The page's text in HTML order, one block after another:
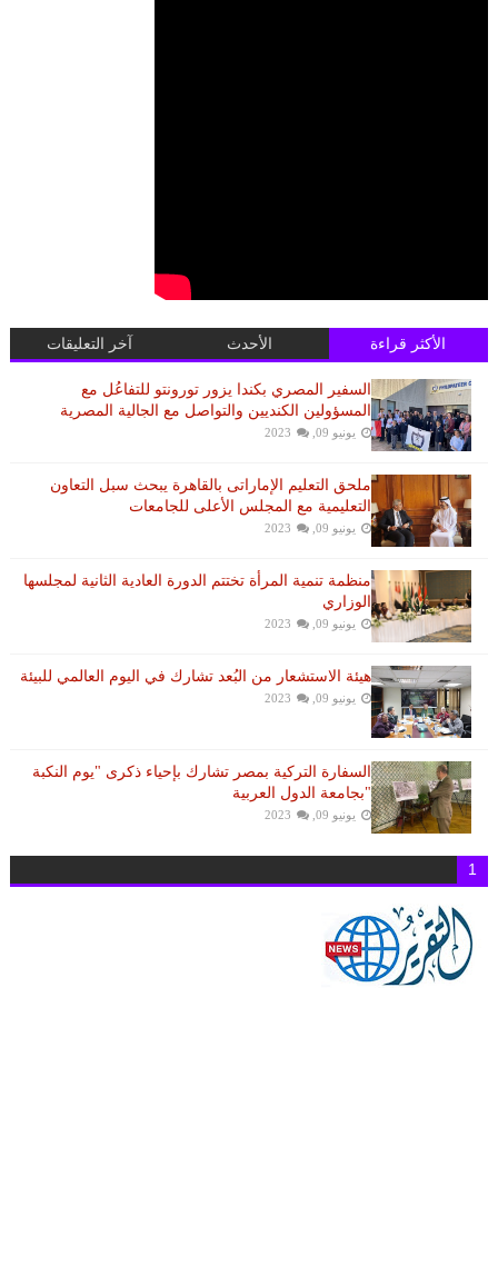
الأكثر قراءة الأحدث آخر التعليقات
السفير المصري بكندا يزور تورونتو للتفاعُل مع
المسؤولين الكنديين والتواصل مع الجالية المصرية
يونيو 09, 2023
ملحق التعليم الإماراتى بالقاهرة يبحث سبل التعاون
التعليمية مع المجلس الأعلى للجامعات
يونيو 09, 2023
منظمة تنمية المرأة تختتم الدورة العادية الثانية لمجلسها
الوزاري
يونيو 09, 2023
هيئة الاستشعار من البُعد تشارك في اليوم العالمي للبيئة
يونيو 09, 2023
السفارة التركية بمصر تشارك بإحياء ذكرى "يوم النكبة
"بجامعة الدول العربية
يونيو 09, 2023
1